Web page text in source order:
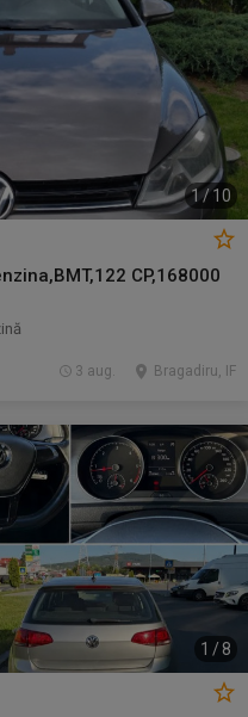
1 /10
CP,168000
Bragadiru, IF
3 aug.
1 / 8